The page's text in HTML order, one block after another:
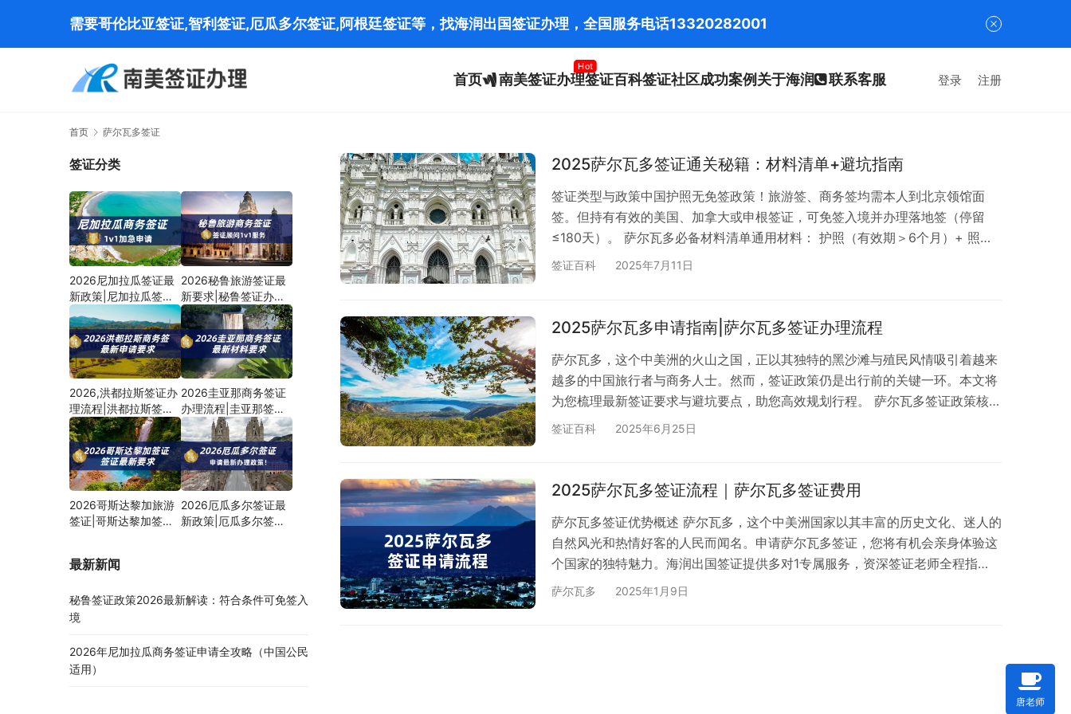
首页 南美签证办理
Hot
签证百科签证社区成功案例关于海润 联系客服 登录 注册
首页 萨尔瓦多签证
2025萨尔瓦多签证通关秘籍：材料清单+避坑指南
签证类型与政策中国护照无免签政策！旅游签、商务签均需本人到北京领馆面
签。但持有有效的美国、加拿大或申根签证，可免签入境并办理落地签（停留
≤180天）。 萨尔瓦多必备材料清单通用材料： 护照（有效期＞6个月）+ 照片
（白底彩照） 英文/西语签证申请表、行程单、酒店预订单 在职证明+营业执照
邀请函 商务签：萨尔瓦多公司邀请函（经当地公证处认证，含访问目的…
签证百科 2025年7月11日
2025萨尔瓦多申请指南|萨尔瓦多签证办理流程
萨尔瓦多，这个中美洲的火山之国，正以其独特的黑沙滩与殖民风情吸引着越来
越多的中国旅行者与商务人士。然而，签证政策仍是出行前的关键一环。本文将
为您梳理最新签证要求与避坑要点，助您高效规划行程。 萨尔瓦多签证政策核心
要点 免签条件： 持有效期内的美国、加拿大或申根签证的中国公民，可免签入
印件、英文/西班牙文申请表、在职证明（或银行存款证明）、往返机票订单、
签证百科 2025年6月25日
2025萨尔瓦多签证流程｜萨尔瓦多签证费用
萨尔瓦多签证优势概述 萨尔瓦多，这个中美洲国家以其丰富的历史文化、迷人的
自然风光和热情好客的人民而闻名。申请萨尔瓦多签证，您将有机会亲身体验这
个国家的独特魅力。海润出国签证提供多对1专属服务，资深签证老师全程指
导，让您的签证申请过程更加顺畅、高效。 萨尔瓦多签证注意事项 签证类型选
萨尔瓦多 2025年1月9日
签证分类
2026尼加拉瓜签证最
新政策|尼加拉瓜签证
办理流程
2026秘鲁旅游签证最
新要求|秘鲁签证办理
流程
2026,洪都拉斯签证办
理流程|洪都拉斯签证
申请材料
2026圭亚那商务签证
办理流程|圭亚那签证
最新政策
2026哥斯达黎加旅游
签证|哥斯达黎加签证
2026厄瓜多尔签证最
新政策|厄瓜多尔签证
最新新闻
秘鲁签证政策2026最新解读：符合条件可免签入
境
2026年尼加拉瓜商务签证申请全攻略（中国公民
适用）
唐老师
需要哥伦比亚签证,智利签证,厄瓜多尔签证,阿根廷签证等，找海润出国签证办理，全国服务电话13320282001